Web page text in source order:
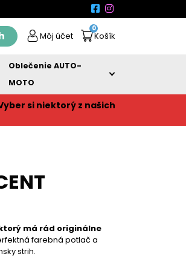
Môj účet
0
Košík
Oblečenie AUTO-
MOTO
si niektorý z našich
má rád originálne
farebná potlač a
strih.